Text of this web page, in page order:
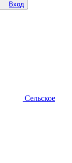
Вход
Сельское